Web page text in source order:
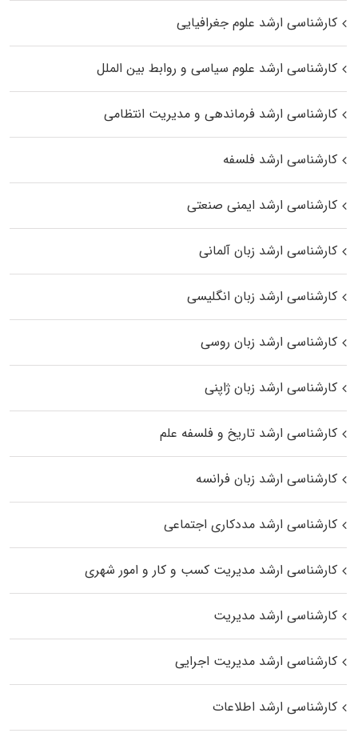
کارشناسی ارشد علوم جغرافیایی
کارشناسی ارشد علوم سیاسی و روابط بین الملل
کارشناسی ارشد فرماندهی و مدیریت انتظامی
کارشناسی ارشد فلسفه
کارشناسی ارشد ایمنی صنعتی
کارشناسی ارشد زبان آلمانی
کارشناسی ارشد زبان انگلیسی
کارشناسی ارشد زبان روسی
کارشناسی ارشد زبان ژاپنی
کارشناسی ارشد تاریخ و فلسفه علم
کارشناسی ارشد زبان فرانسه
کارشناسی ارشد مددکاری اجتماعی
کارشناسی ارشد مدیریت کسب و کار و امور شهری
کارشناسی ارشد مدیریت
کارشناسی ارشد مدیریت اجرایی
کارشناسی ارشد اطلاعات